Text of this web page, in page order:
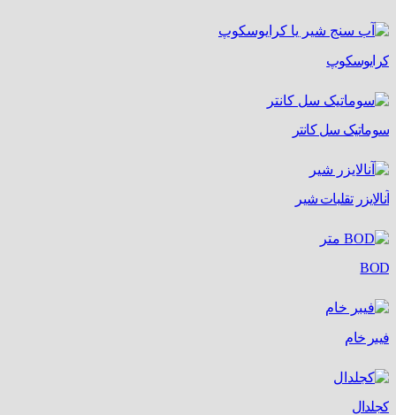
کرایوسکوپ
سوماتیک سل کانتر
آنالایزر تقلبات شیر
BOD
فیبر خام
کجلدال